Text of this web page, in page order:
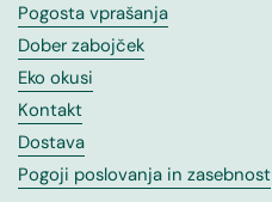
Pogosta vprašanja
Dober zabojček
Eko okusi
Kontakt
Dostava
Pogoji poslovanja in zasebnost